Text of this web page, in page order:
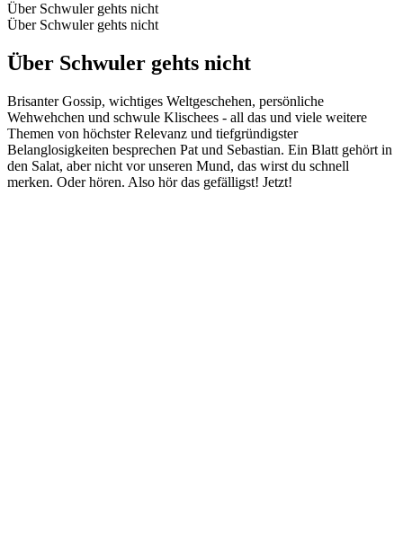
Über Schwuler gehts nicht
Über Schwuler gehts nicht
Über Schwuler gehts nicht
Brisanter Gossip, wichtiges Weltgeschehen, persönliche
Wehwehchen und schwule Klischees - all das und viele weitere
Themen von höchster Relevanz und tiefgründigster
Belanglosigkeiten besprechen Pat und Sebastian. Ein Blatt gehört in
den Salat, aber nicht vor unseren Mund, das wirst du schnell
merken. Oder hören. Also hör das gefälligst! Jetzt!